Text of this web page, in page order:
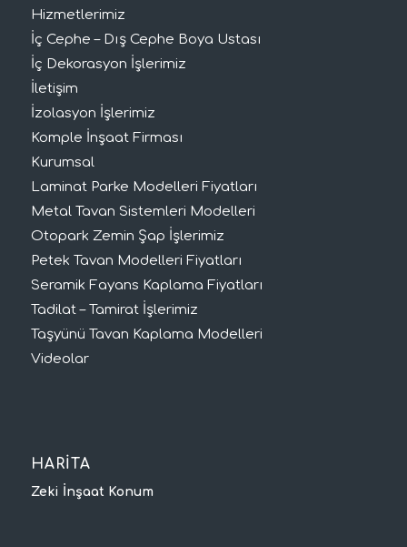
Hizmetlerimiz
İç Cephe – Dış Cephe Boya Ustası
İç Dekorasyon İşlerimiz
İletişim
İzolasyon İşlerimiz
Komple İnşaat Firması
Kurumsal
Laminat Parke Modelleri Fiyatları
Metal Tavan Sistemleri Modelleri
Otopark Zemin Şap İşlerimiz
Petek Tavan Modelleri Fiyatları
Seramik Fayans Kaplama Fiyatları
Tadilat – Tamirat İşlerimiz
Taşyünü Tavan Kaplama Modelleri
Videolar
HARİTA
Zeki İnşaat Konum